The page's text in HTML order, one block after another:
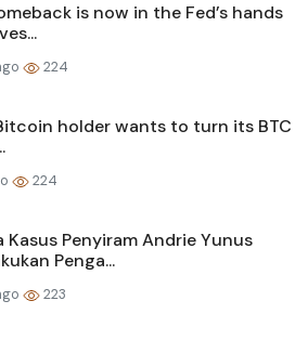
is now in the Fed’s hands
224
holder wants to turn its BTC
224
Kasus Penyiram Andrie Yunus
Penga...
223